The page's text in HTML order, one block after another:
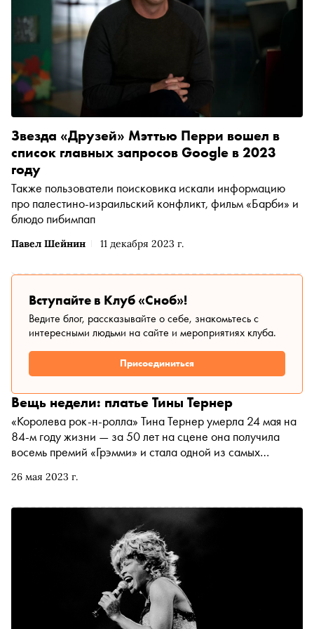
Павел Шейнин 11 декабря 2023 г.
Звезда «Друзей» Мэттью Перри вошел в
список главных запросов Google в 2023
году
Также пользователи поисковика искали информацию
про палестино-израильский конфликт, фильм «Барби» и
блюдо пибимпап
Вступайте в Клуб «Сноб»!
Ведите блог, рассказывайте о себе, знакомьтесь с
интересными людьми на сайте и мероприятиях клуба.
Присоединиться
26 мая 2023 г.
Вещь недели: платье Тины Тернер
«Королева рок-н-ролла» Тина Тернер умерла 24 мая на
84-м году жизни — за 50 лет на сцене она получила
восемь премий «Грэмми» и стала одной из самых
какой была карьера Тины Тернер и какой образ певицы